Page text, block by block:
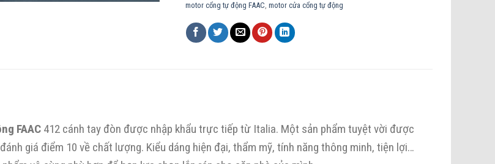
motor cổng tự động FAAC, motor cửa cổng tự động
FAAC 412 cánh tay đòn được nhập khẩu trực tiếp từ Italia. Một sản phẩm tuyệt vời được
giá điểm 10 về chất lượng. Kiểu dáng hiện đại, thẩm mỹ, tính năng thông minh, tiện lợi…